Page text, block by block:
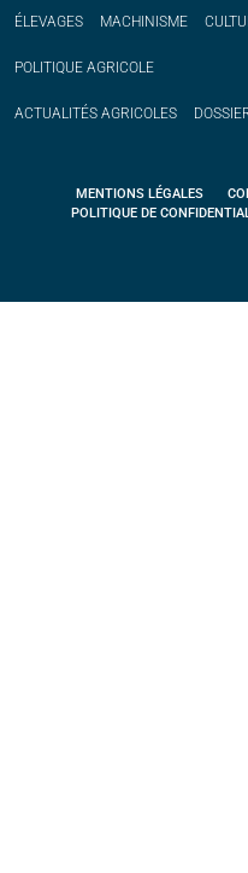
ÉLEVAGES MACHINISME
POLITIQUE AGRICOLE
ACTUALITÉS AGRICOLES
MENTIONS LÉGALES
POLITIQUE DE